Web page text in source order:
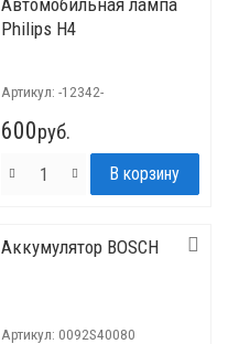
Автомобильная лампа
Philips H4
Артикул: -12342-
600руб.
Аккумулятор BOSCH
Артикул: 0092S40080